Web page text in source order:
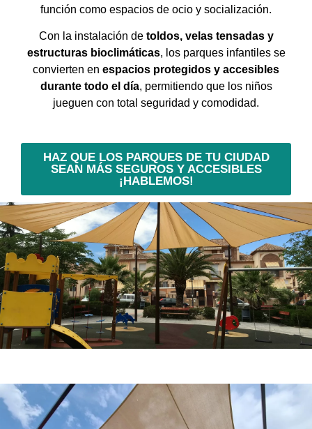
función como espacios de ocio y socialización.
Con la instalación de toldos, velas tensadas y
estructuras bioclimáticas, los parques infantiles se
convierten en espacios protegidos y accesibles
durante todo el día, permitiendo que los niños
jueguen con total seguridad y comodidad.
HAZ QUE LOS PARQUES DE TU CIUDAD
SEAN MÁS SEGUROS Y ACCESIBLES
¡HABLEMOS!